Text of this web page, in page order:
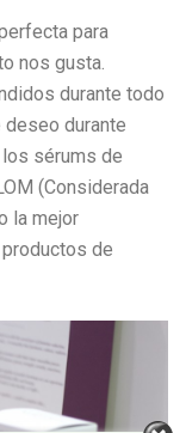
para
nos gusta.
durante todo
durante
sérums de
(Considerada
la mejor
de